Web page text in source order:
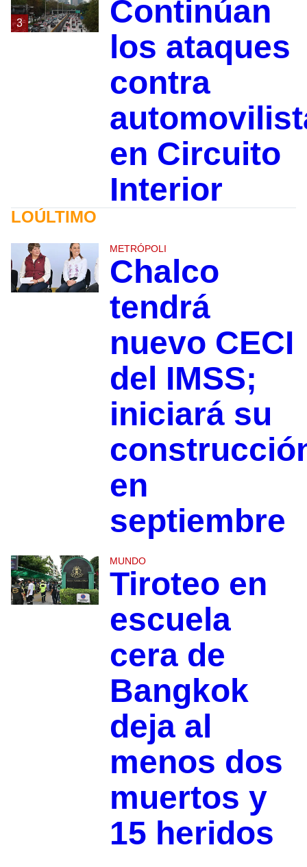
3
Continúan
los ataques
contra
en Circuito
Interior
LOÚLTIMO
METRÓPOLI
Chalco
tendrá
nuevo CECI
del IMSS;
iniciará su
en
septiembre
MUNDO
Tiroteo en
escuela
cera de
Bangkok
deja al
menos dos
muertos y
15 heridos